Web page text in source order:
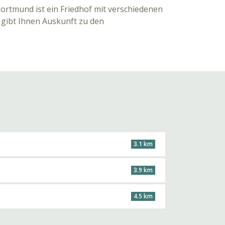
ist ein Friedhof mit verschiedenen
Ihnen Auskunft zu den
3.1 km
3.9 km
4.5 km